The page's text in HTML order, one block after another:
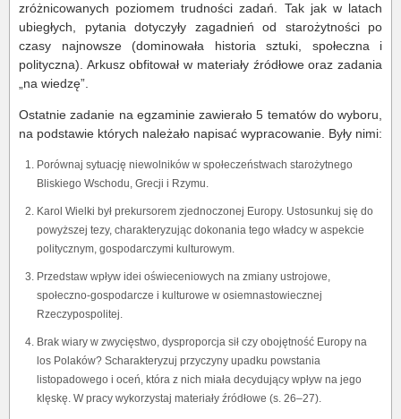
zróżnicowanych poziomem trudności zadań. Tak jak w latach
ubiegłych, pytania dotyczyły zagadnień od starożytności po
czasy najnowsze (dominowała historia sztuki, społeczna i
polityczna). Arkusz obfitował w materiały źródłowe oraz zadania
„na wiedzę”.
Ostatnie zadanie na egzaminie zawierało 5 tematów do wyboru,
na podstawie których należało napisać wypracowanie. Były nimi:
Porównaj sytuację niewolników w społeczeństwach starożytnego
Bliskiego Wschodu, Grecji i Rzymu.
Karol Wielki był prekursorem zjednoczonej Europy. Ustosunkuj się do
powyższej tezy, charakteryzując dokonania tego władcy w aspekcie
politycznym, gospodarczymi kulturowym.
Przedstaw wpływ idei oświeceniowych na zmiany ustrojowe,
społeczno-gospodarcze i kulturowe w osiemnastowiecznej
Rzeczypospolitej.
Brak wiary w zwycięstwo, dysproporcja sił czy obojętność Europy na
los Polaków? Scharakteryzuj przyczyny upadku powstania
listopadowego i oceń, która z nich miała decydujący wpływ na jego
klęskę. W pracy wykorzystaj materiały źródłowe (s. 26–27).